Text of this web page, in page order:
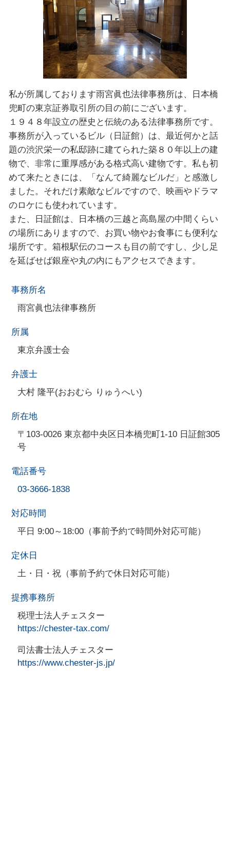
私が所属しております雨宮眞也法律事務所は、日本橋
兜町の東京証券取引所の目の前にございます。
１９４８年設⽴の歴史と伝統のある法律事務所です。
事務所が入っているビル（日証館）は、最近何かと話
題の渋沢栄一の私邸跡に建てられた築８０年以上の建
物で、非常に重厚感がある格式高い建物です。私も初
めて来たときには、「なんて綺麗なビルだ」と感激し
ました。それだけ素敵なビルですので、映画やドラマ
のロケにも使われています。
また、日証館は、日本橋の三越と高島屋の中間くらい
の場所にありますので、お買い物やお食事にも便利な
場所です。箱根駅伝のコースも目の前ですし、少し足
を延ばせば銀座や丸の内にもアクセスできます。
事務所名
雨宮眞也法律事務所
所属
東京弁護士会
弁護士
大村 隆平(おおむら りゅうへい)
所在地
〒103-0026 東京都中央区日本橋兜町1-10 日証館305
号
電話番号
03-3666-1838
対応時間
平日 9:00～18:00（事前予約で時間外対応可能）
定休日
土・日・祝（事前予約で休日対応可能）
提携事務所
税理士法人チェスター
https://chester-tax.com/
司法書士法人チェスター
https://www.chester-js.jp/